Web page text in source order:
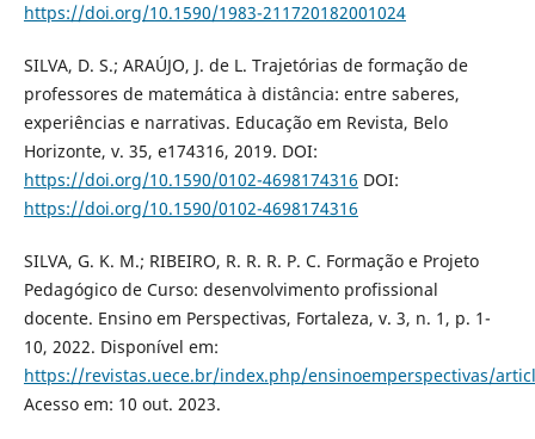
https://doi.org/10.1590/1983-211720182001024
SILVA, D. S.; ARAÚJO, J. de L. Trajetórias de formação de
professores de matemática à distância: entre saberes,
experiências e narrativas. Educação em Revista, Belo
Horizonte, v. 35, e174316, 2019. DOI:
https://doi.org/10.1590/0102-4698174316 DOI:
https://doi.org/10.1590/0102-4698174316
SILVA, G. K. M.; RIBEIRO, R. R. R. P. C. Formação e Projeto
Pedagógico de Curso: desenvolvimento profissional
docente. Ensino em Perspectivas, Fortaleza, v. 3, n. 1, p. 1-
10, 2022. Disponível em:
https://revistas.uece.br/index.php/ensinoemperspectivas/
Acesso em: 10 out. 2023.